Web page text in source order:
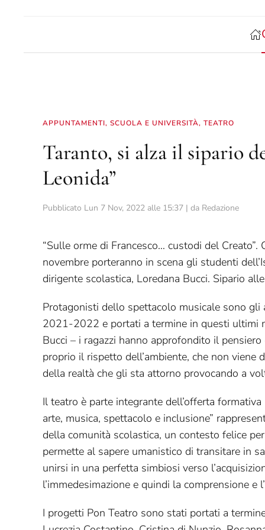
APPUNTAMENTI, SCUOLA E UNIVERSITÀ, TEATRO
Taranto, si alza il sipario
Leonida”
Pubblicato Lun 7 Nov, 2022 alle 15:37 | da Redazione
“Sulle orme di Francesco… custodi del
novembre porteranno in scena gli studenti
dirigente scolastica, Loredana Bucci. Sipario
Protagonisti dello spettacolo musicale sono gli
2021-2022 e portati a termine in questi ultimi
Bucci – i ragazzi hanno approfondito il
proprio il rispetto dell’ambiente, che non viene
della realtà che gli sta attorno provocando a
Il teatro è parte integrante dell’offerta
arte, musica, spettacolo e inclusione”
della comunità scolastica, un contesto felice
permette al sapere umanistico di transitare in
unirsi in una perfetta simbiosi verso
l’immedesimazione e quindi la comprensione e
I progetti Pon Teatro sono stati portati a